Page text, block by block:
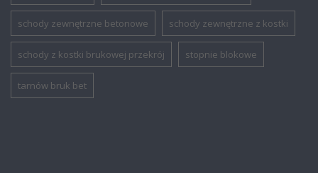
schody zewnętrzne betonowe schody zewnętrzne z kostki
schody z kostki brukowej przekrój stopnie blokowe
tarnów bruk bet